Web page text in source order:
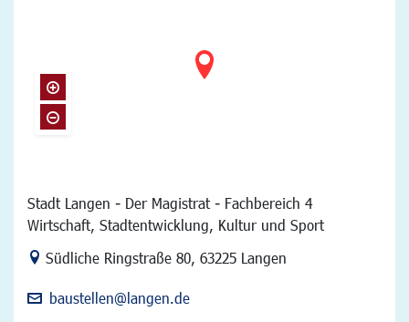
Stadt Langen - Der Magistrat - Fachbereich 4
Wirtschaft, Stadtentwicklung, Kultur und Sport
Link zur Google-Maps Navigation
Südliche Ringstraße 80, 63225 Langen
baustellen@langen.de